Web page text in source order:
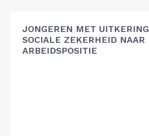
JONGEREN MET UITKERING
SOCIALE ZEKERHEID NAAR
ARBEIDSPOSITIE